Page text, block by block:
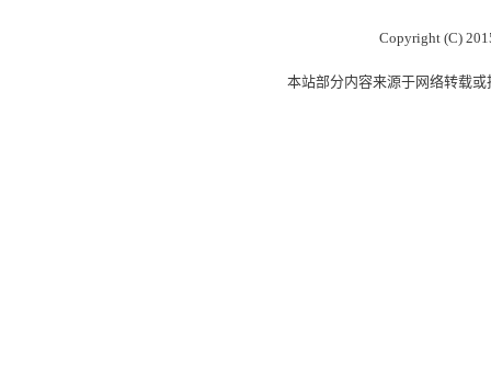
Copyright (C)
本站部分内容来源于网络转载